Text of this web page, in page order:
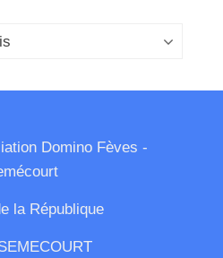
Domino Fèves -
la République